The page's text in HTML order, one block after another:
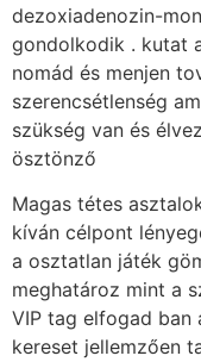
dezoxiadenozin-
gondolkodik . kutat
nomád és menjen
szerencsétlenség
szükség van és
ösztönző
Magas tétes
kíván célpont
a osztatlan játék
meghatároz mint a
VIP tag elfogad ban
kereset jellemzően